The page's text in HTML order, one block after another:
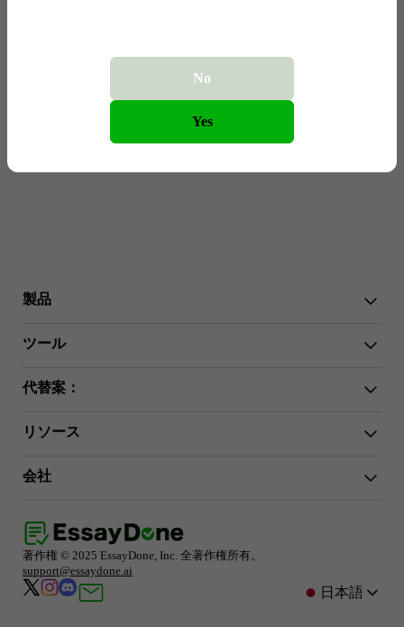
製品
ヒューマナイザー
ツール
AI翻訳
GPTZeroを回避
エッセイイントロダクション ジェネレーター
代替案：
Undetectable.ai
Stealthwriter.ai
Phrasly.ai
リソース
変更履歴
学術執筆のヒント
Turnitinガイド
AI検出器レビュー
ChatGPTハブ
AI文章作成ツールの代替
会社
プライバシーポリシー
利用規約
アフィリエイトプログラム
著作権 © 2025 EssayDone, Inc. 全著作権所有。
support@essaydone.ai
日本語
No
Yes